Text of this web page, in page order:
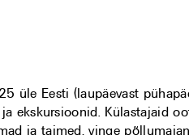
üle Eesti (laupäevast
ekskursioonid. Külastajaid
ja taimed, vinge